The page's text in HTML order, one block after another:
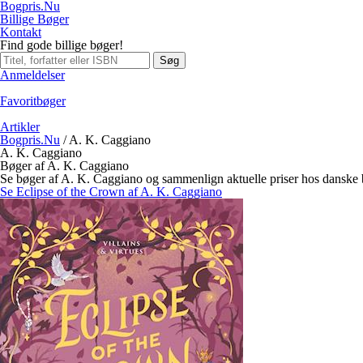
Bogpris.Nu
Billige Bøger
Kontakt
Find gode billige bøger!
Søg
Anmeldelser
Favoritbøger
Artikler
Bogpris.Nu /A. K. Caggiano
A. K. Caggiano
Bøger af A. K. Caggiano
Se bøger af A. K. Caggiano og sammenlign aktuelle priser hos danske
Se Eclipse of the Crown af A. K. Caggiano